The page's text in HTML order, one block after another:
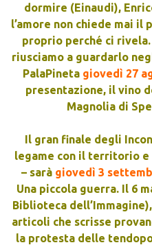
dormire (Einaudi),
l’amore non chiede mai il
proprio perché ci
riusciamo a guardarlo
PalaPineta giovedì 27
presentazione, il vino
Magnolia di
Il gran finale degli
legame con il territorio e
– sarà giovedì 3
Una piccola guerra. Il 6
Biblioteca
articoli che scrisse
la protesta delle